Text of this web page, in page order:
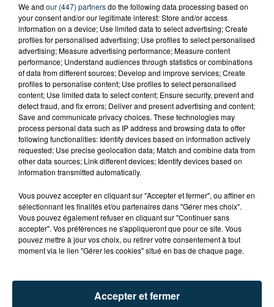
TITRES DIFFUSÉS
11h32
11h32 11h27
11h27
We and our (447) partnersdo the following data processing based on
your consent and/or our legitimate interest: Store and/or access
information on a device; Use limited data to select advertising; Create
profiles for personalised advertising; Use profiles to select personalised
advertising; Measure advertising performance; Measure content
performance; Understand audiences through statistics or combinations
of data from different sources; Develop and improve services; Create
profiles to personalise content; Use profiles to select personalised
content; Use limited data to select content; Ensure security, prevent and
detect fraud, and fix errors; Deliver and present advertising and content;
Save and communicate privacy choices. These technologies may
process personal data such as IP address and browsing data to offer
following functionalities: Identify devices based on information actively
requested; Use precise geolocation data; Match and combine data from
other data sources; Link different devices; Identify devices based on
information transmitted automatically.
Vous pouvez accepter en cliquant sur "Accepter et fermer", ou affiner en
sélectionnant les finalités et/ou partenaires dans "Gérer mes choix".
Vous pouvez également refuser en cliquant sur "Continuer sans
accepter". Vos préférences ne s'appliqueront que pour ce site. Vous
pouvez mettre à jour vos choix, ou retirer votre consentement à tout
moment via le lien "Gérer les cookies" situé en bas de chaque page.
Accepter et fermer